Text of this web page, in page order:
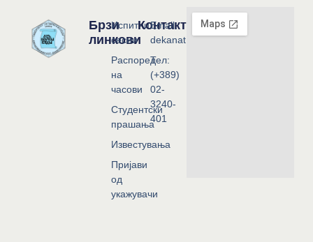
Брзи
линкови
Испитни
сесии
Распоред
на
часови
Студентски
прашања
Известувања
Пријави
од
укажувачи
Контакт
Email:
dekanat@flf.ukim.edu.mk
Тел:
(+389)
02-
3240-
401